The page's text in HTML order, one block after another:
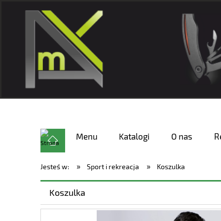
Menu Katalogi O nas
Jesteś w: » Sport i rekreacja » Koszulka
Koszulka